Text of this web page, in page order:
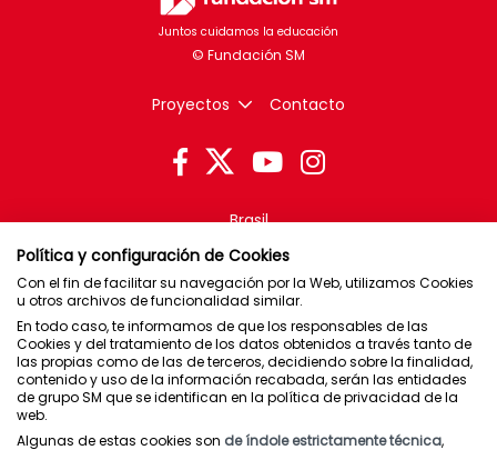
Juntos cuidamos la educación
Proyectos Contacto
Brasil
Chile
España
México
Puerto Rico
Newsletter
Política y configuración de Cookies
Con el fin de facilitar su navegación por la Web, utilizamos Cookies
u otros archivos de funcionalidad similar.
En todo caso, te informamos de que los responsables de las
Cookies y del tratamiento de los datos obtenidos a través tanto de
las propias como de las de terceros, decidiendo sobre la finalidad,
contenido y uso de la información recabada, serán las entidades
de grupo SM que se identifican en la política de privacidad de la
web.
Algunas de estas cookies son de índole estrictamente técnica,